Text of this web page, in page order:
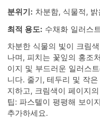
분위기: 차분함, 식물적, 밝
최적 용도: 수채화 일러스
차분한 식물의 빛이 크림
나며, 피치는 꽃잎의 홍조
이지 및 부드러운 일러스
니다. 줄기, 테두리 및 작
지하고, 크림색이 페이지
팁: 파스텔이 평평해 보이
추가하세요.